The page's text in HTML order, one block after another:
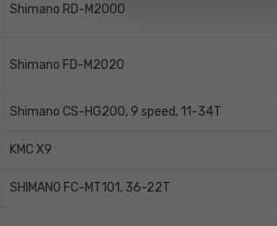
Shimano RD-M2000
Shimano FD-M2020
Shimano CS-HG200, 9 speed, 11-34T
KMC X9
SHIMANO FC-MT101, 36-22T